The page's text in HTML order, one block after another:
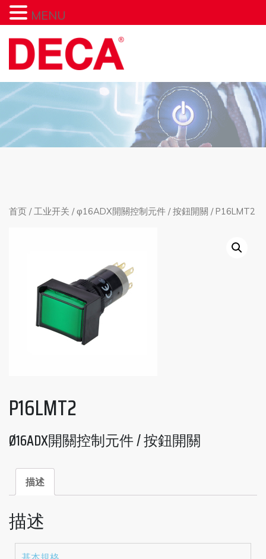
首页 /工业开关 /φ16ADX開關控制元件 /按鈕開關 / P16LMT2
P16LMT2
Ø16ADX開關控制元件 / 按鈕開關
描述
描述
MENU